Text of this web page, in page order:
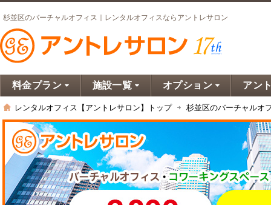
杉並区のバーチャルオフィス｜レンタルオフィスならアントレサロン
料金プラン 施設一覧 オプション アン
レンタルオフィス【アントレサロン】トップ 杉並区のバーチャルオ